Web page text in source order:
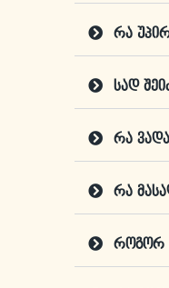
რა
სად
რა
რა
როგორ